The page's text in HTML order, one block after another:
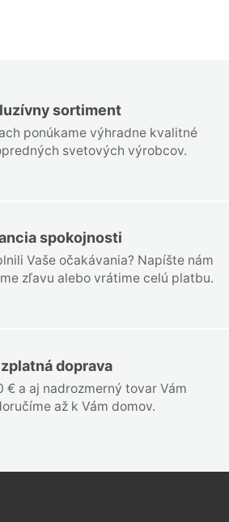
sortiment
ponúkame výhradne kvalitné
svetových výrobcov.
spokojnosti
Vaše očakávania? Napíšte nám
zľavu alebo vrátime celú platbu.
doprava
€ a aj nadrozmerný tovar Vám
až k Vám domov.